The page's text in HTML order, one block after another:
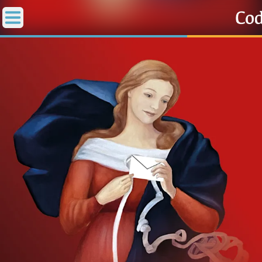
La Messe Aujourd'hui
◼︎1000 Raisons de Croire
L'actualité de la semaine
La chaîne Youtube
La newsletter
La vidéo de la semaine